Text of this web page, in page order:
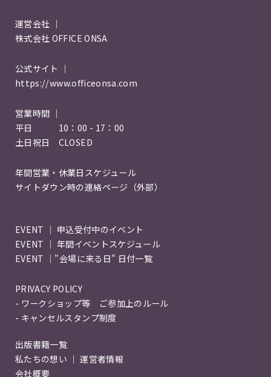
運営会社 ｜
株式会社 OFFICE ONSA
公式サイト ｜
https://www.officeonsa.com
営業時間 ｜
平日 10：00 - 17：00
土日祝日 CLOSED
年間営業・休業日スケジュール
サイトダウン時の連絡ページ（外部）
EVENT ｜ 申込受付中のイベント
EVENT ｜ 年間イベントスケジュール
EVENT ｜"会場に来る日" 日付一覧
PRIVACY POLICY
- ワークショップ等 ご参加上のルール
- キャンセルスタンプ制度
出版書籍一覧
私たちの想い ｜ 運営者情報
会社概要